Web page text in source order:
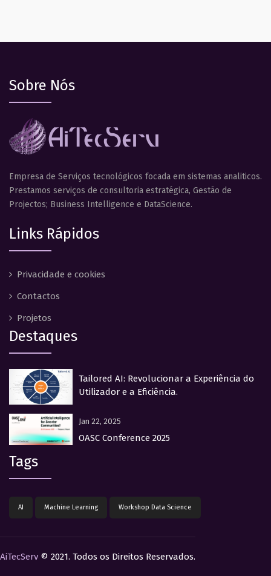
Sobre Nós
Empresa de Serviços tecnológicos focada em sistemas analiticos.
Prestamos serviços de consultoria estratégica, Gestão de
Projectos; Business Intelligence e DataScience.
Links Rápidos
Privacidade e cookies
Contactos
Projetos
Destaques
Tailored AI: Revolucionar a Experiência do
Utilizador e a Eficiência.
Jan 22, 2025
OASC Conference 2025
Tags
AI Machine Learning Workshop Data Science
AiTecServ © 2021. Todos os Direitos Reservados.